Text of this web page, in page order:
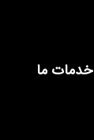
خدمات ما